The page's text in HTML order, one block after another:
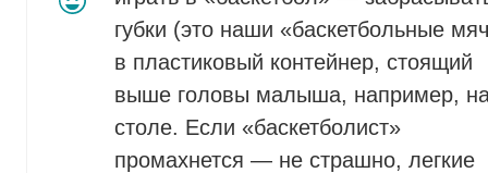
губки (это наши «баскетбольные
в пластиковый контейнер, стоящий
выше головы малыша, например,
столе. Если «баскетболист»
промахнется — не страшно, легкие